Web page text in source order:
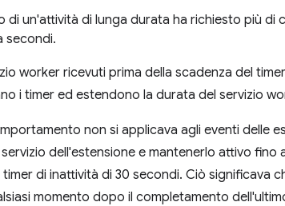
di un'attività di lunga durata ha richiesto più di
secondi.
worker ricevuti prima della scadenza del
i timer ed estendono la durata del servizio
non si applicava agli eventi delle
dell'estensione e mantenerlo attivo fino
di inattività di 30 secondi. Ciò significava
momento dopo il completamento